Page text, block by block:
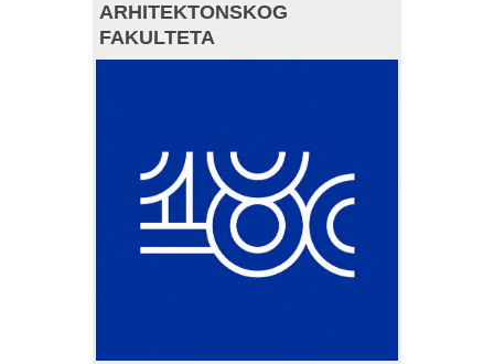
ARHITEKTONSKOG
FAKULTETA